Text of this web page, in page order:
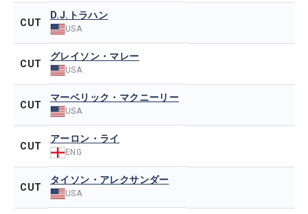
CUT
D.J.トラハン
USA
CUT
グレイソン・マレー
USA
CUT
マーベリック・マクニーリー
USA
CUT
アーロン・ライ
ENG
CUT
タイソン・アレクサンダー
USA